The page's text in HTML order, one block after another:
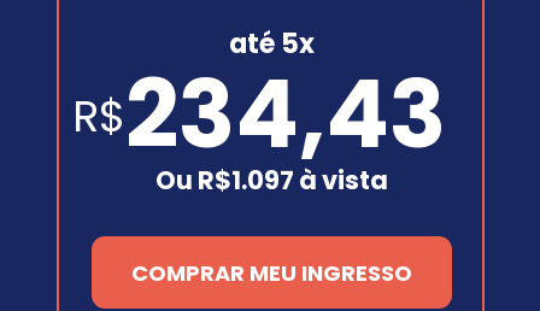
até 5x
234,43
R$
Ou R$1.097 à vista
COMPRAR MEU INGRESSO